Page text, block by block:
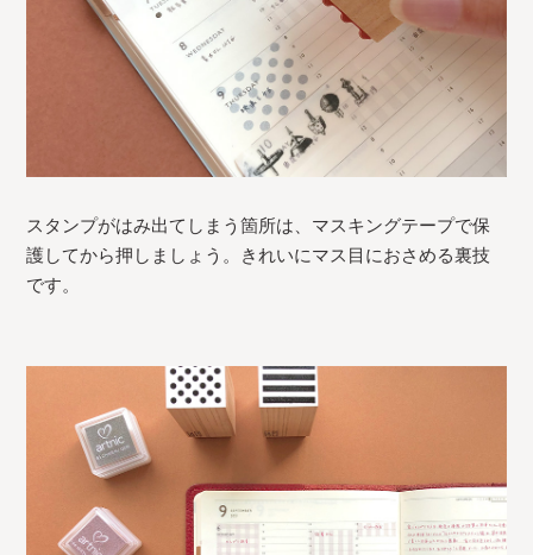
スタンプがはみ出てしまう箇所は、マスキングテープで保
護してから押しましょう。きれいにマス目におさめる裏技
です。